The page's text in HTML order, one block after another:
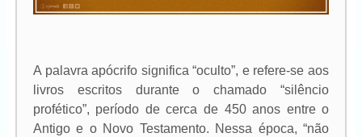
A palavra apócrifo significa “oculto”, e refere-se aos
livros escritos durante o chamado “silêncio
profético”, período de cerca de 450 anos entre o
Antigo e o Novo Testamento. Nessa época, “não